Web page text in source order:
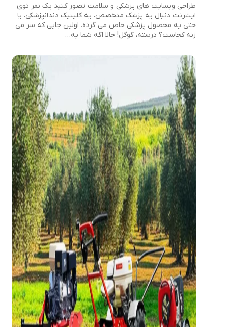
طراحی وبسایت های پزشکی و سلامت تصور کنید یک نفر توی
اینترنت دنبال یه پزشک متخصص، یه کلینیک دندانپزشکی، یا
حتی یه محصول پزشکی خاص می گرده. اولین جایی که سر می
زنه کجاست؟ درسته، گوگل! حالا اگه شما یه…